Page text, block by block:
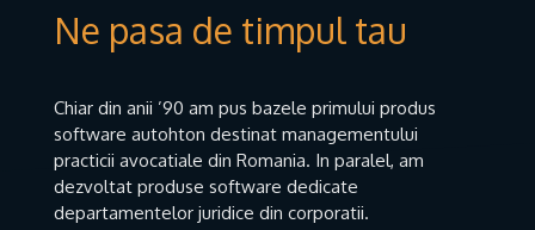
Ne pasa de timpul tau
Chiar din anii ’90 am pus bazele primului produs
software autohton destinat managementului
practicii avocatiale din Romania. In paralel, am
dezvoltat produse software dedicate
departamentelor juridice din corporatii.